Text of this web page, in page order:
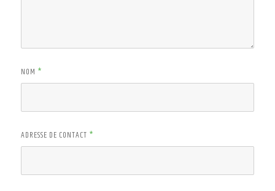
NOM *
ADRESSE DE CONTACT *